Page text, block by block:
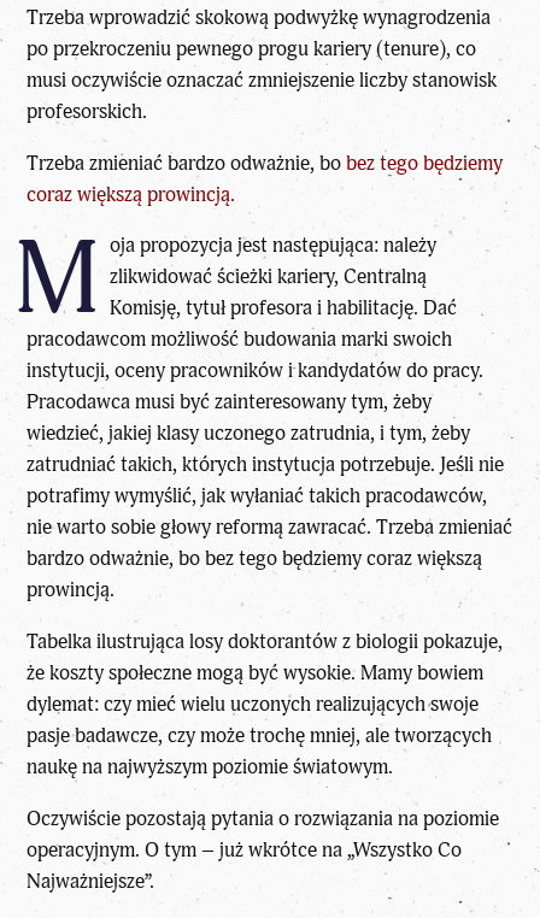
Trzeba wprowadzić skokową podwyżkę wynagrodzenia
po przekroczeniu pewnego progu kariery (tenure), co
musi oczywiście oznaczać zmniejszenie liczby stanowisk
profesorskich.
Trzeba zmieniać bardzo odważnie, bobez tego będziemy
coraz większą prowincją.
M oja propozycja jest następująca: należy
zlikwidować ścieżki kariery, Centralną
Komisję, tytuł profesora i habilitację. Dać
pracodawcom możliwość budowania marki swoich
instytucji, oceny pracowników i kandydatów do pracy.
Pracodawca musi być zainteresowany tym, żeby
wiedzieć, jakiej klasy uczonego zatrudnia, i tym, żeby
zatrudniać takich, których instytucja potrzebuje. Jeśli nie
potrafimy wymyślić, jak wyłaniać takich pracodawców,
nie warto sobie głowy reformą zawracać. Trzeba zmieniać
bardzo odważnie, bo bez tego będziemy coraz większą
prowincją.
Tabelka ilustrująca losy doktorantów z biologii pokazuje,
że koszty społeczne mogą być wysokie. Mamy bowiem
dylemat: czy mieć wielu uczonych realizujących swoje
pasje badawcze, czy może trochę mniej, ale tworzących
naukę na najwyższym poziomie światowym.
Oczywiście pozostają pytania o rozwiązania na poziomie
operacyjnym. O tym – już wkrótce na „Wszystko Co
Najważniejsze”.